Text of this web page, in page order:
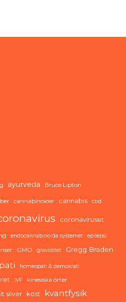
ayurveda Bruce Lipton
cannabinoider cannabis cbd
coronaviruset
endocannabinoida systemet epilepsi
GMO graviditet Gregg Braden
homeopati & demokrati
IVF kinesiska örter
silver kost kvantfysik